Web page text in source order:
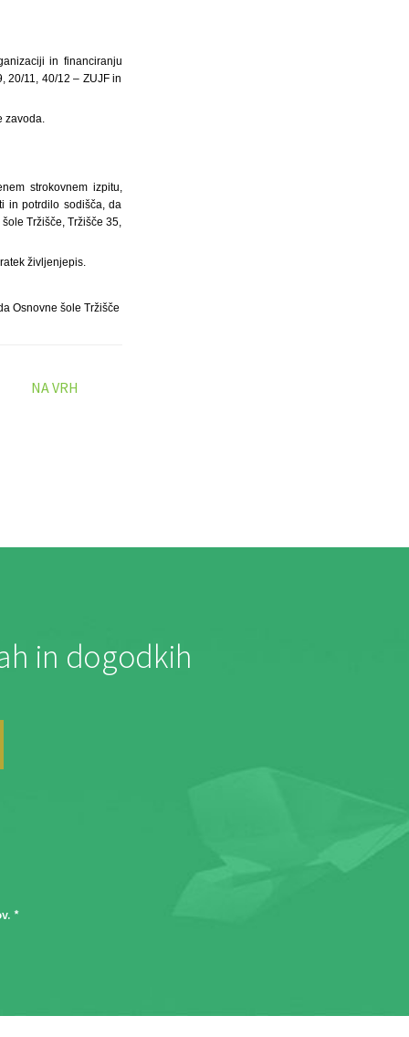
in financiranju
20/11, 40/12 – ZUJF in
zavoda.
strokovnem izpitu,
in potrdilo sodišča, da
Tržišče, Tržišče 35,
življenjepis.
Osnovne šole Tržišče
NA VRH
in dogodkih
. *